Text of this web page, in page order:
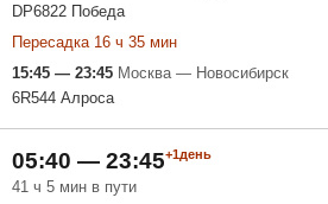
DP6822 Победа
Пересадка 16 ч 35 мин
15:45 — 23:45 Москва — Новосибирск
6R544 Алроса
05:40 — 23:45+1день
41 ч 5 мин в пути